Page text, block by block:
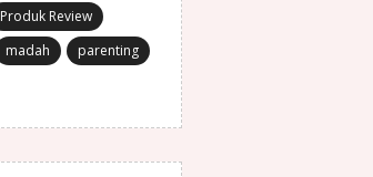
Produk Review
madah
parenting